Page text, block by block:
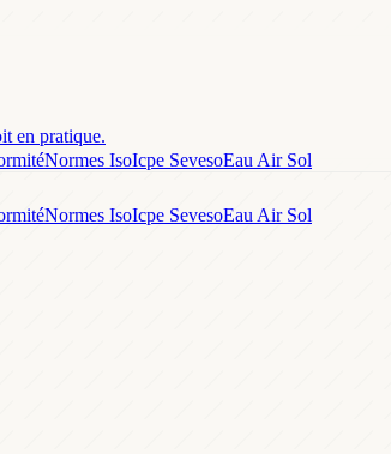
en pratique.
Normes IsoIcpe SevesoEau Air Sol
Normes IsoIcpe SevesoEau Air Sol